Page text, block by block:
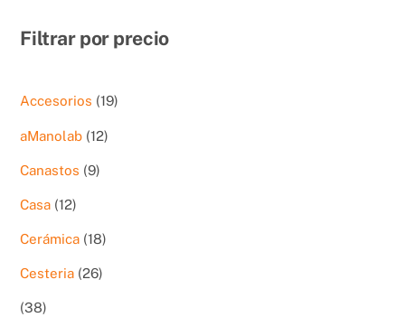
Filtrar por precio
Accesorios 1919
aManolab 1212
Canastos 99
Casa 1212
Cerámica 1818
Cesteria 2626
3838